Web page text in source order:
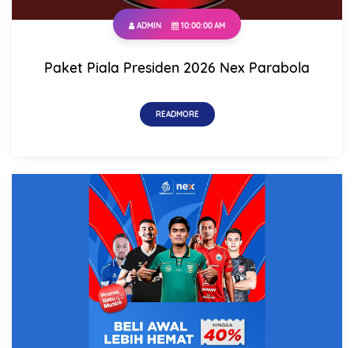
ADMIN 10:00:00 AM
Paket Piala Presiden 2026 Nex Parabola
READMORE